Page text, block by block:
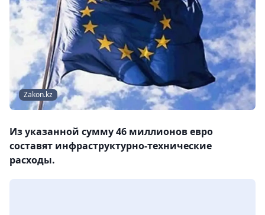
Zakon.kz
Из указанной сумму 46 миллионов евро
составят инфраструктурно-технические
расходы.